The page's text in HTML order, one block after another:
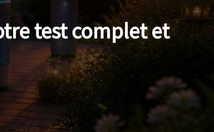
test complet et